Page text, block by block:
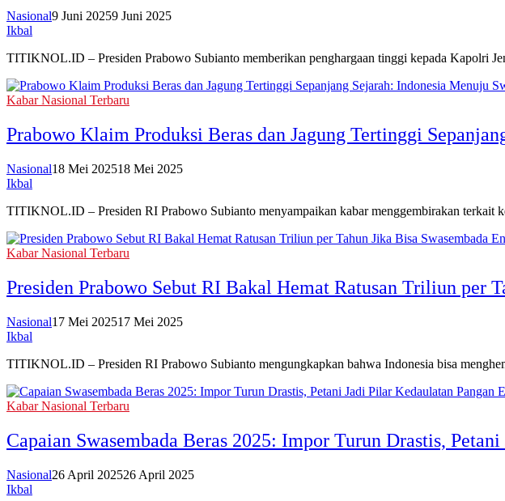
Nasional9 Juni 20259 Juni 2025
Ikbal
TITIKNOL.ID – Presiden Prabowo Subianto memberikan penghargaan tinggi kepada Kapolri
Kabar Nasional Terbaru
Prabowo Klaim Produksi Beras dan Jagung Tertinggi
Nasional18 Mei 202518 Mei 2025
Ikbal
TITIKNOL.ID – Presiden RI Prabowo Subianto menyampaikan kabar menggembirakan
Kabar Nasional Terbaru
Presiden Prabowo Sebut RI Bakal Hemat Ratusan Triliun per
Nasional17 Mei 202517 Mei 2025
Ikbal
TITIKNOL.ID – Presiden RI Prabowo Subianto mengungkapkan bahwa Indonesia bisa
Kabar Nasional Terbaru
Capaian Swasembada Beras 2025: Impor Turun Drastis,
Nasional26 April 202526 April 2025
Ikbal